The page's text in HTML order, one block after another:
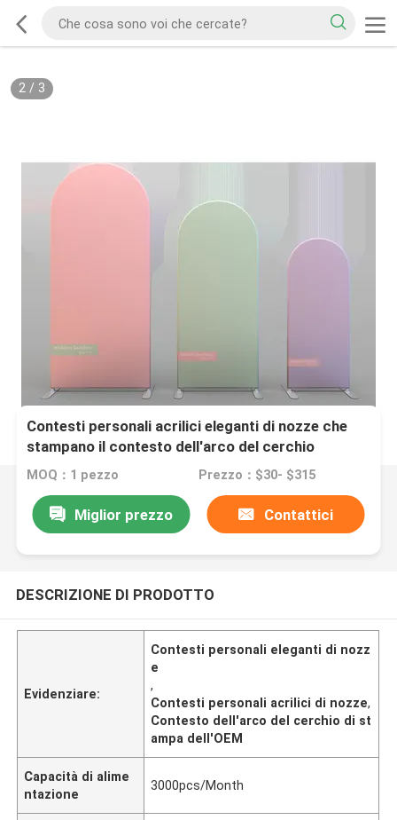
2/ 3
Contesti personali acrilici eleganti di nozze che
stampano il contesto dell'arco del cerchio
MOQ：1 pezzo Prezzo：$30- $315
Miglior prezzo Contattici
DESCRIZIONE DI PRODOTTO
Evidenziare:
Contesti personali eleganti di nozz
e
,
Contesti personali acrilici di nozze,
Contesto dell'arco del cerchio di st
ampa dell'OEM
Capacità di alime
ntazione
3000pcs/Month